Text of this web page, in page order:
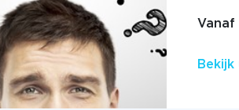
Vanaf
Bekijk